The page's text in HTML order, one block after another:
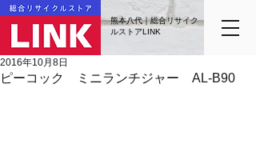
熊本八代｜総合リサイク
ルストアLINK
ピーコック ミニランチジャー AL-B90
2016年10月8日